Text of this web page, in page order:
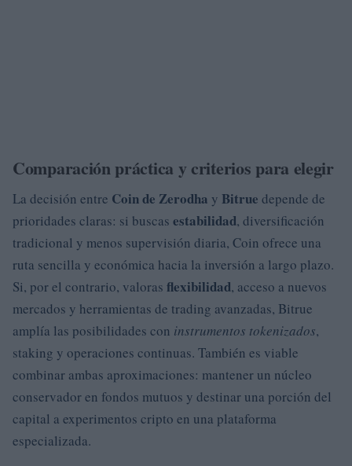
Comparación práctica y criterios para elegir
La decisión entre Coin de Zerodha y Bitrue depende de
prioridades claras: si buscas estabilidad, diversificación
tradicional y menos supervisión diaria, Coin ofrece una
ruta sencilla y económica hacia la inversión a largo plazo.
Si, por el contrario, valoras flexibilidad, acceso a nuevos
mercados y herramientas de trading avanzadas, Bitrue
amplía las posibilidades con instrumentos tokenizados,
staking y operaciones continuas. También es viable
combinar ambas aproximaciones: mantener un núcleo
conservador en fondos mutuos y destinar una porción del
capital a experimentos cripto en una plataforma
especializada.